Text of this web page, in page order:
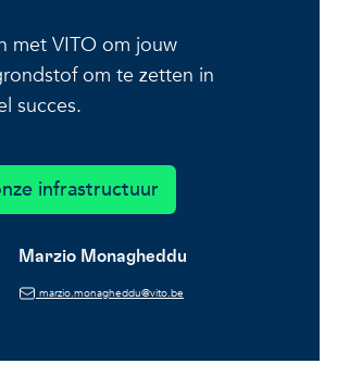
met VITO om jouw
om te zetten in
succes.
infrastructuur
Marzio Monagheddu
marzio.monagheddu@vito.be